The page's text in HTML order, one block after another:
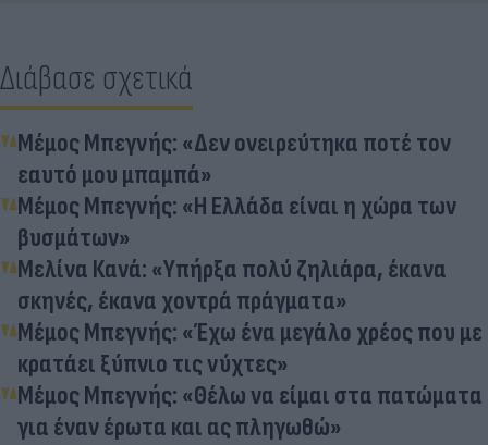
Διάβασε σχετικά
Μέμος Μπεγνής: «Δεν ονειρεύτηκα ποτέ τον
εαυτό μου μπαμπά»
Μέμος Μπεγνής: «Η Ελλάδα είναι η χώρα των
βυσμάτων»
Μελίνα Κανά: «Υπήρξα πολύ ζηλιάρα, έκανα
σκηνές, έκανα χοντρά πράγματα»
Μέμος Μπεγνής: «Έχω ένα μεγάλο χρέος που με
κρατάει ξύπνιο τις νύχτες»
Μέμος Μπεγνής: «Θέλω να είμαι στα πατώματα
για έναν έρωτα και ας πληγωθώ»